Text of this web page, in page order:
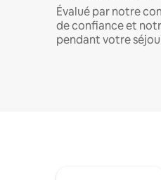
Évalué par notre
de confiance et
pendant votre